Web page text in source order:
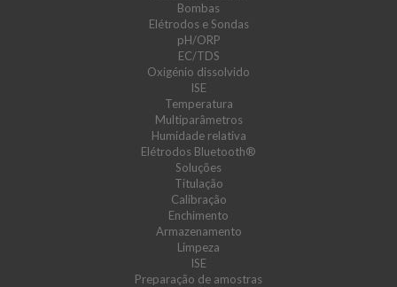
Bombas
Elétrodos e Sondas
pH/ORP
EC/TDS
Oxigénio dissolvido
ISE
Temperatura
Multiparâmetros
Humidade relativa
Elétrodos Bluetooth®
Soluções
Titulação
Calibração
Enchimento
Armazenamento
Limpeza
ISE
Preparação de amostras